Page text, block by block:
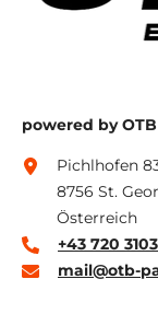
powered by
Pichlhofen
8756 St.
Österreich
+43 720
mail@otb-